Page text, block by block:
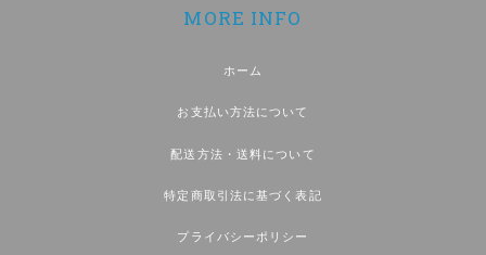
MORE INFO
ホーム
お支払い方法について
配送方法・送料について
特定商取引法に基づく表記
プライバシーポリシー